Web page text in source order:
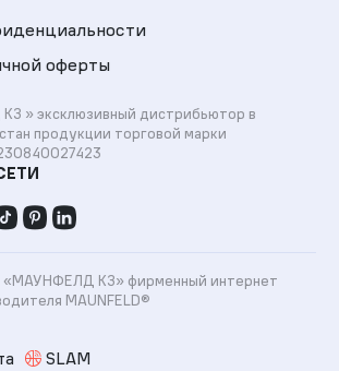
оферты
» эксклюзивный дистрибьютор в
продукции торговой марки
КЗ» фирменный интернет
MAUNFELD®
SLAM